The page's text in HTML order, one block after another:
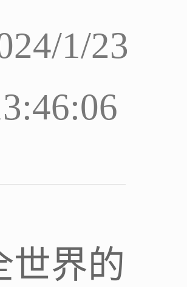
1/23
世界的